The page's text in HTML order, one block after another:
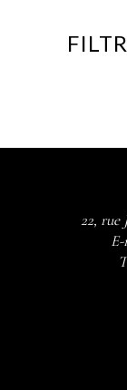
22, rue